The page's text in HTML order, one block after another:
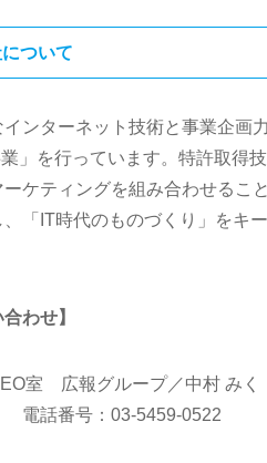
ついて
ンターネット技術と事業企画
」を行っています。特許取得
ケティングを組み合わせるこ
、「IT時代のものづくり」をキ
わせ】
室 広報グループ／中村 みく
話番号：03-5459-0522